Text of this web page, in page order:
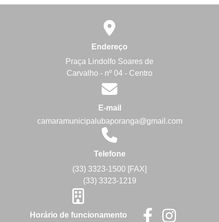
Endereço
Praça Lindolfo Soares de
Carvalho - nº 04 - Centro
E-mail
camaramunicipalubaporanga@gmail.com
Telefone
(33) 3323-1500 [FAX]
(33) 3323-1219
Horário de funcionamento